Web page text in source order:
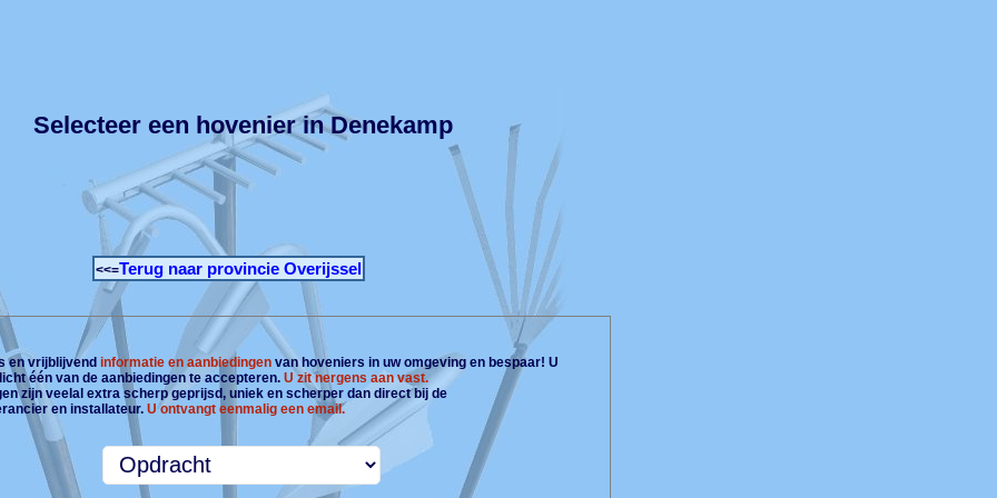
Selecteer een hovenier in Denekamp
<<=Terug naar provincie Overijssel
en vrijblijvend informatie en aanbiedingenvan hoveniers in uw omgeving en bespaar! U
één van de aanbiedingen te accepteren. U zit nergens aan vast.
zijn veelal extra scherp geprijsd, uniek en scherper dan direct bij de
en installateur. U ontvangt eenmalig een email.